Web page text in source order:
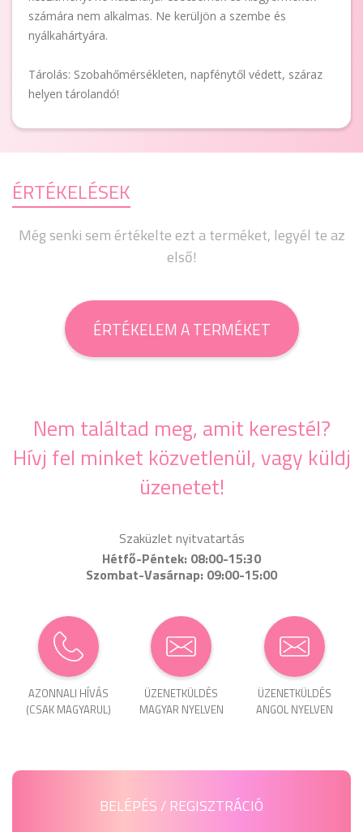
számára nem alkalmas. Ne kerüljön a szembe és
nyálkahártyára.
Tárolás: Szobahőmérsékleten, napfénytől védett, száraz
helyen tárolandó!
ÉRTÉKELÉSEK
Még senki sem értékelte ezt a terméket, legyél te az
első!
ÉRTÉKELEM A TERMÉKET
Nem találtad meg, amit kerestél?
Hívj fel minket közvetlenül, vagy küldj
üzenetet!
Szaküzlet nyitvatartás
Hétfő-Péntek: 08:00-15:30
Szombat-Vasárnap: 09:00-15:00
AZONNALI HÍVÁS
(CSAK MAGYARUL)
ÜZENET­KÜLDÉS
MAGYAR NYELVEN
ÜZENET­KÜLDÉS
ANGOL NYELVEN
BELÉPÉS / REGISZTRÁCIÓ